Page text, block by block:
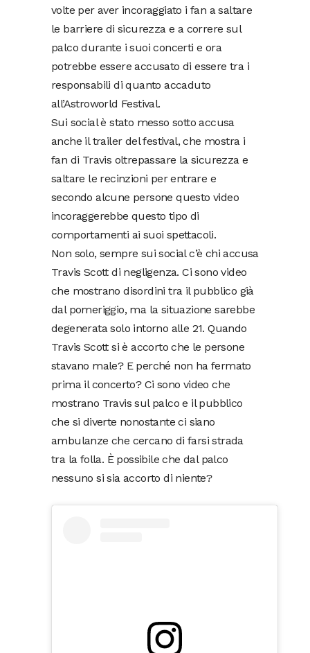
volte per aver incoraggiato i fan a saltare
le barriere di sicurezza e a correre sul
palco durante i suoi concerti e ora
potrebbe essere accusato di essere tra i
responsabili di quanto accaduto
all’Astroworld Festival.
Sui social è stato messo sotto accusa
anche il trailer del festival, che mostra i
fan di Travis oltrepassare la sicurezza e
saltare le recinzioni per entrare e
secondo alcune persone questo video
incoraggerebbe questo tipo di
comportamenti ai suoi spettacoli.
Non solo, sempre sui social c’è chi accusa
Travis Scott di negligenza. Ci sono video
che mostrano disordini tra il pubblico già
dal pomeriggio, ma la situazione sarebbe
degenerata solo intorno alle 21. Quando
Travis Scott si è accorto che le persone
stavano male? E perché non ha fermato
prima il concerto? Ci sono video che
mostrano Travis sul palco e il pubblico
che si diverte nonostante ci siano
ambulanze che cercano di farsi strada
tra la folla. È possibile che dal palco
nessuno si sia accorto di niente?